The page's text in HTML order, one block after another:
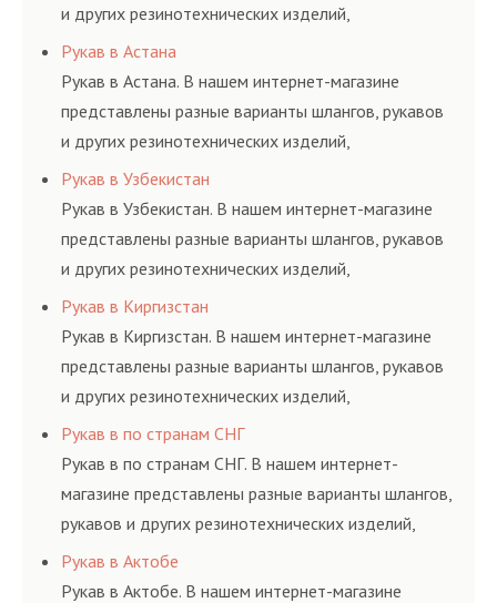
и других резинотехнических изделий,
соответствующих ГОСТам, техническим условиям
и нормативам.
Рукав в Астана
Рукав в Астана. В нашем интернет-магазине
представлены разные варианты шлангов, рукавов
и других резинотехнических изделий,
соответствующих ГОСТам, техническим условиям
и нормативам.
Рукав в Узбекистан
Рукав в Узбекистан. В нашем интернет-магазине
представлены разные варианты шлангов, рукавов
и других резинотехнических изделий,
соответствующих ГОСТам, техническим условиям
и нормативам.
Рукав в Киргизстан
Рукав в Киргизстан. В нашем интернет-магазине
представлены разные варианты шлангов, рукавов
и других резинотехнических изделий,
соответствующих ГОСТам, техническим условиям
и нормативам.
Рукав в по странам СНГ
Рукав в по странам СНГ. В нашем интернет-
магазине представлены разные варианты шлангов,
рукавов и других резинотехнических изделий,
соответствующих ГОСТам, техническим условиям
и нормативам.
Рукав в Актобе
Рукав в Актобе. В нашем интернет-магазине